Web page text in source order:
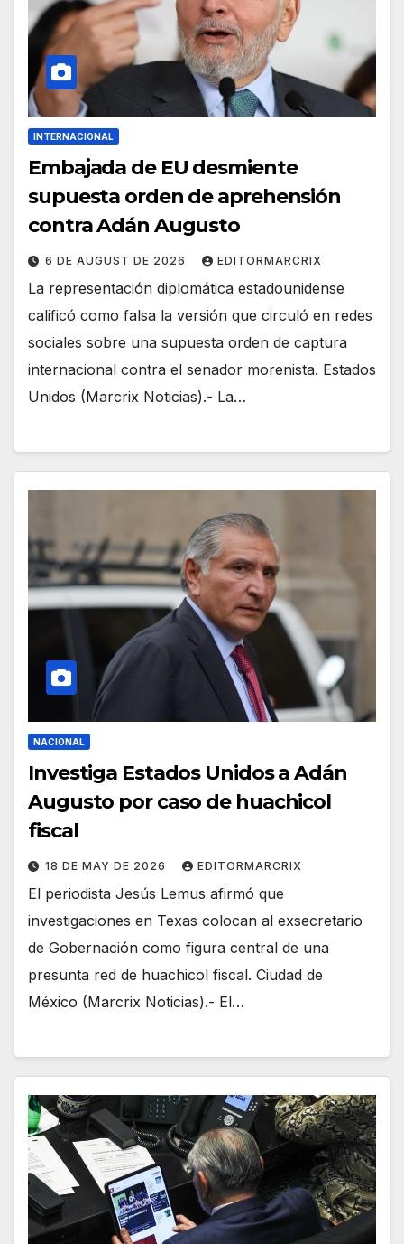
INTERNACIONAL
Embajada de EU desmiente
supuesta orden de aprehensión
contra Adán Augusto
6 DE AUGUST DE 2026 EDITORMARCRIX
La representación diplomática estadounidense
calificó como falsa la versión que circuló en redes
sociales sobre una supuesta orden de captura
internacional contra el senador morenista. Estados
Unidos (Marcrix Noticias).- La…
NACIONAL
Investiga Estados Unidos a Adán
Augusto por caso de huachicol
fiscal
18 DE MAY DE 2026 EDITORMARCRIX
El periodista Jesús Lemus afirmó que
investigaciones en Texas colocan al exsecretario
de Gobernación como figura central de una
presunta red de huachicol fiscal. Ciudad de
México (Marcrix Noticias).- El…